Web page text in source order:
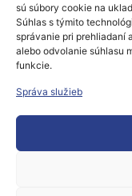
sú súbory cookie na
Súhlas s týmito
správanie pri prehliadaní
alebo odvolanie súhlasu
funkcie.
Správa služieb